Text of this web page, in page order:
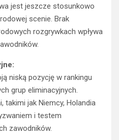
jest jeszcze stosunkowo
scenie. Brak
rozgrywkach wpływa
niską pozycję w rankingu
grup eliminacyjnych.
takimi jak Niemcy, Holandia
i testem
zawodników.